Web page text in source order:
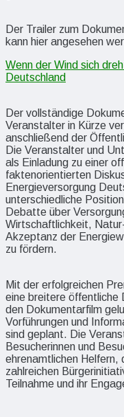
Der Trailer zum
kann hier angesehen
Wenn der Wind sich
Deutschland
Der vollständige
Veranstalter in Kürze
anschließend der
Die Veranstalter und
als Einladung zu einer
faktenorientierten
Energieversorgung
unterschiedliche
Debatte über
Wirtschaftlichkeit,
Akzeptanz der
zu fördern.
Mit der erfolgreichen
eine breitere öffentliche
den Dokumentarfilm
Vorführungen und
sind geplant. Die
Besucherinnen und
ehrenamtlichen Helfern,
zahlreichen
Teilnahme und ihr